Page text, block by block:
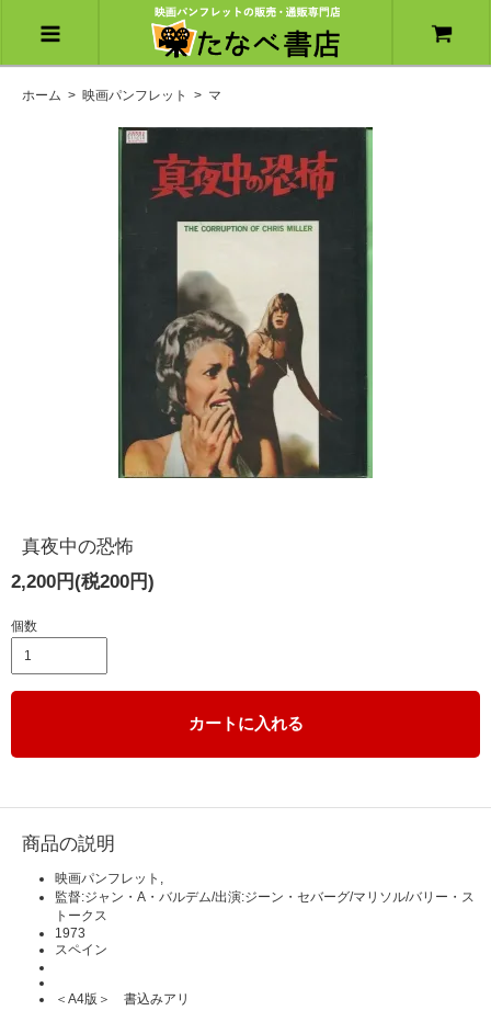
ホーム > 映画パンフレット > マ
真夜中の恐怖
2,200円(税200円)
個数
カートに入れる
商品の説明
映画パンフレット,
監督:ジャン・A・バルデム/出演:ジーン・セバーグ/マリソル/バリー・ス
トークス
1973
スペイン
＜A4版＞ 書込みアリ